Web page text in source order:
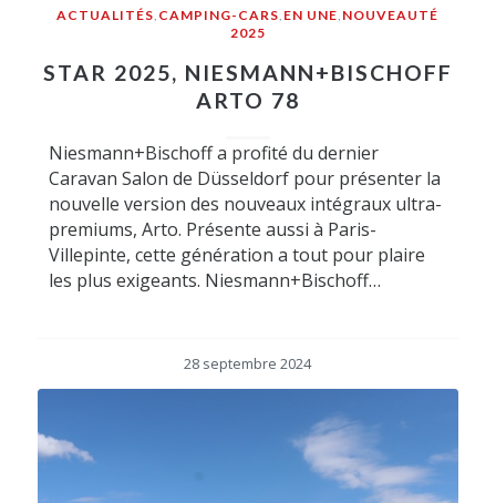
ACTUALITÉS, CAMPING-CARS, EN UNE, NOUVEAUTÉ
2025
STAR 2025, NIESMANN+BISCHOFF
ARTO 78
Niesmann+Bischoff a profité du dernier
Caravan Salon de Düsseldorf pour présenter la
nouvelle version des nouveaux intégraux ultra-
premiums, Arto. Présente aussi à Paris-
Villepinte, cette génération a tout pour plaire
les plus exigeants. Niesmann+Bischoff…
28 septembre 2024